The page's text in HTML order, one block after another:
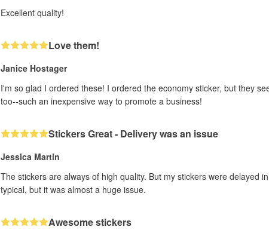
Excellent quality!
Love them!
Janice Hostager
I'm so glad I ordered these! I ordered the economy sticker, but they
too--such an inexpensive way to promote a business!
Stickers Great - Delivery was an issue
Jessica Martin
The stickers are always of high quality. But my stickers were delayed
typical, but it was almost a huge issue.
Awesome stickers